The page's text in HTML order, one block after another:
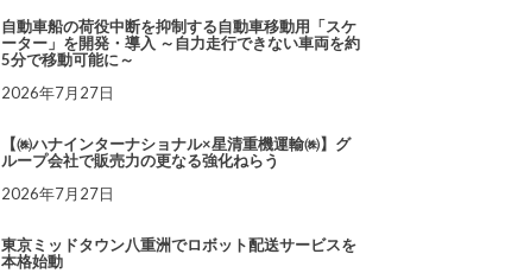
自動車船の荷役中断を抑制する自動車移動用「スケ
ーター」を開発・導入 ～自力走行できない車両を約
5分で移動可能に～
2026年7月27日
【㈱ハナインターナショナル×星清重機運輸㈱】グ
ループ会社で販売力の更なる強化ねらう
2026年7月27日
東京ミッドタウン八重洲でロボット配送サービスを
本格始動